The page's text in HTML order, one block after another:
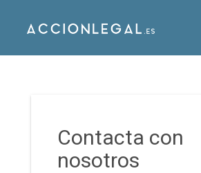
Contacta con
nosotros